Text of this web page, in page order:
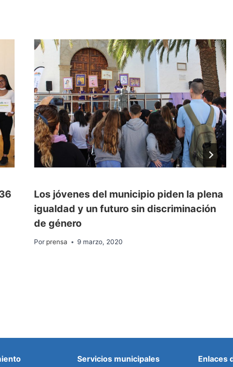
Los jóvenes del municipio piden la plena
igualdad y un futuro sin discriminación
de género
Por prensa 9 marzo, 2020
Servicios municipales Enlaces